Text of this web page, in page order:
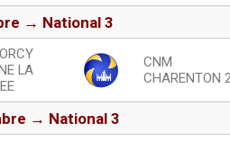
→ National 3
LA
CNM
CHARENTON
→ National 3